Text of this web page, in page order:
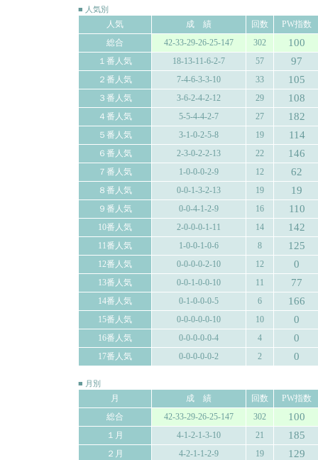
■ 人気別
人気 成 績 回数
PW指数
総合
42-33-29-26-25-147 302 100
１番人気 18-13-11-6-2-7 57 97
２番人気 7-4-6-3-3-10 33 105
３番人気 3-6-2-4-2-12 29 108
４番人気 5-5-4-4-2-7 27 182
５番人気 3-1-0-2-5-8 19 114
６番人気 2-3-0-2-2-13 22 146
７番人気 1-0-0-0-2-9 12 62
８番人気 0-0-1-3-2-13 19 19
９番人気 0-0-4-1-2-9 16 110
10番人気 2-0-0-0-1-11 14 142
11番人気 1-0-0-1-0-6 8 125
12番人気 0-0-0-0-2-10 12 0
13番人気 0-0-1-0-0-10 11 77
14番人気 0-1-0-0-0-5 6 166
15番人気 0-0-0-0-0-10 10 0
16番人気 0-0-0-0-0-4 4 0
17番人気 0-0-0-0-0-2 2 0
■ 月別
月 成 績 回数
PW指数
総合
42-33-29-26-25-147 302 100
１月 4-1-2-1-3-10 21 185
２月 4-2-1-1-2-9 19 129